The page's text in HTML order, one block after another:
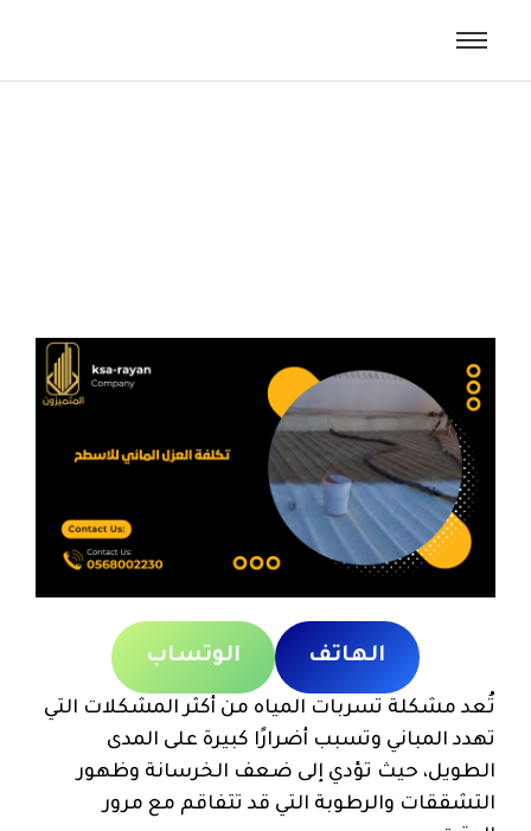
الهاتف الوتساب
تُعد مشكلة تسربات المياه من أكثر المشكلات التي
تهدد المباني وتسبب أضرارًا كبيرة على المدى
الطويل، حيث تؤدي إلى ضعف الخرسانة وظهور
التشققات والرطوبة التي قد تتفاقم مع مرور